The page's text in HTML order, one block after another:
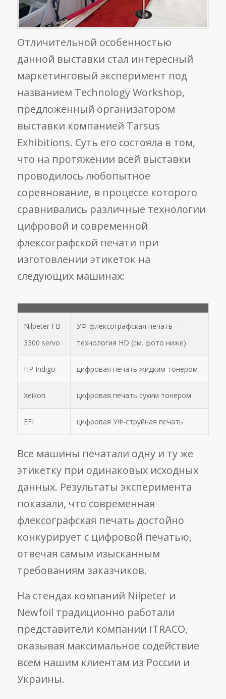
Отличительной особенностью
данной выставки стал интересный
маркетинговый эксперимент под
названием Technology Workshop,
предложенный организатором
выставки компанией Tarsus
Exhibitions. Суть его состояла в том,
что на протяжении всей выставки
проводилось любопытное
соревнование, в процессе которого
сравнивались различные технологии
цифровой и современной
флексографской печати при
изготовлении этикеток на
следующих машинах:
Nilpeter FB-
3300 servo
УФ-флексографская печать —
технология HD (см. фото ниже)
HP Indigo цифровая печать жидким тонером
Xeikon цифровая печать сухим тонером
EFI цифровая УФ-струйная печать
Все машины печатали одну и ту же
этикетку при одинаковых исходных
данных. Результаты эксперимента
показали, что современная
флексографская печать достойно
конкурирует с цифровой печатью,
отвечая самым изысканным
требованиям заказчиков.
На стендах компаний Nilpeter и
Newfoil традиционно работали
представители компании ITRACO,
оказывая максимальное содействие
всем нашим клиентам из России и
Украины.